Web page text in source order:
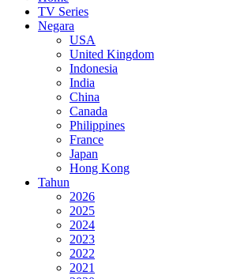
TV Series
Negara
USA
United Kingdom
Indonesia
India
China
Canada
Philippines
France
Japan
Hong Kong
Tahun
2026
2025
2024
2023
2022
2021